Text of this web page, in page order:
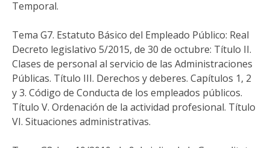
Temporal.
Tema G7. Estatuto Básico del Empleado Público: Real
Decreto legislativo 5/2015, de 30 de octubre: Título II.
Clases de personal al servicio de las Administraciones
Públicas. Título III. Derechos y deberes. Capítulos 1, 2
y 3. Código de Conducta de los empleados públicos.
Título V. Ordenación de la actividad profesional. Título
VI. Situaciones administrativas.